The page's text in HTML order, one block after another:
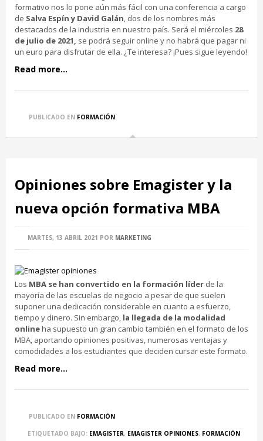
formativo nos lo pone aún más fácil con una conferencia a cargo
de Salva Espín y David Galán , dos de los nombres más
destacados de la industria en nuestro país. Será el miércoles 28
de julio de 2021, se podrá seguir online y no habrá que pagar ni
un euro para disfrutar de ella. ¿Te interesa? ¡Pues sigue leyendo!
Read more...
PUBLICADO EN FORMACIÓN
Opiniones sobre Emagister y la
nueva opción formativa MBA
MARTES, 13 ABRIL 2021 POR MARKETING
Los MBA se han convertido en la formación líder de la
mayoría de las escuelas de negocio a pesar de que suelen
suponer una dedicación considerable en cuanto a esfuerzo,
tiempo y dinero. Sin embargo, la llegada de la modalidad
onlineha supuesto un gran cambio también en el formato de los
MBA, aportando opiniones positivas, numerosas ventajas y
comodidades a los estudiantes que deciden cursar este formato.
Read more...
PUBLICADO EN FORMACIÓN
ETIQUETADO BAJO: EMAGISTER, EMAGISTER OPINIONES, FORMACIÓN